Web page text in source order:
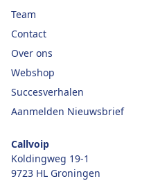
Team
Contact
Over ons
Webshop
Succesverhalen
Aanmelden Nieuwsbrief
Callvoip
Koldingweg 19-1
9723 HL Groningen